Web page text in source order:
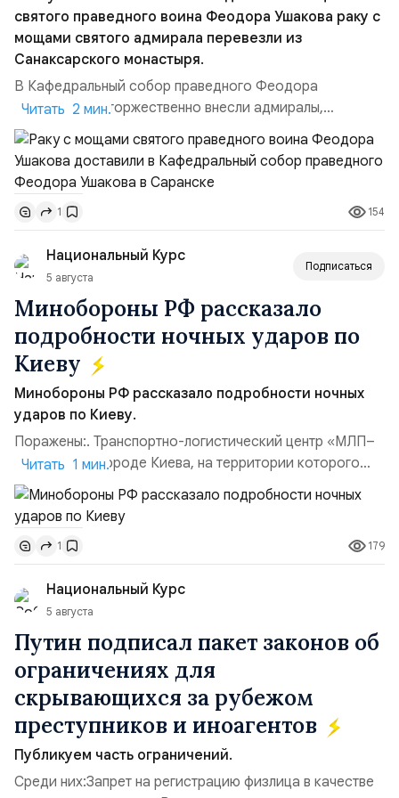
святого праведного воина Феодора Ушакова раку с
мощами святого адмирала перевезли из
Санаксарского монастыря.
В Кафедральный собор праведного Феодора
Ушакова раку торжественно внесли адмиралы,
участвовавшие в канонизации святого праведного
воина Феодора Ушакова 25 лет назад:Адмирал
Владимир Прокофьевич Валуев, командующий
Балтийским флотом ВМФ России (2001–2006
гг.);Адмирал Владимир Петрович Комоедов,
командующий Черноморским флотом ВМФ России
(1998–2002 г...
Читать 2 мин.
1 154
Национальный Курс
5 августа
Подписаться
Минобороны РФ рассказало
подробности ночных ударов по
Киеву
Минобороны РФ рассказало подробности ночных
ударов по Киеву.
Поражены:. Транспортно-логистический центр «МЛП–
Чайка» в пригороде Киева, на территории которого
осуществлялось хранение, сборка а также запуск с
прилегающего полевого аэродром «Чайка»
дальнобойных БПЛА ВСУ; Складские помещения
«Транс-Логистик» в Оболонском районе г. Киев,
использовавшиеся для хранения военного
имущества ВСУ; Сортировочны...
Читать 1 мин.
1 179
Национальный Курс
5 августа
Путин подписал пакет законов об
ограничениях для
скрывающихся за рубежом
преступников и иноагентов
Публикуем часть ограничений.
Среди них:Запрет на регистрацию физлица в качестве